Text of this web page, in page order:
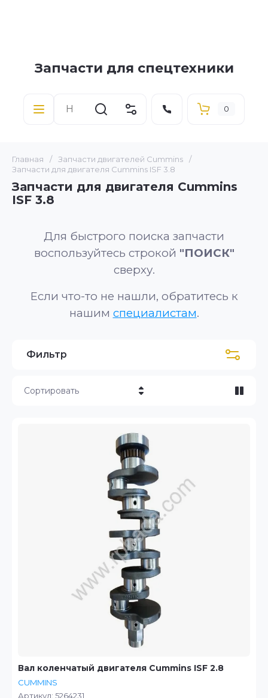
Запчасти для спецтехники
0
Главная / Запчасти двигателей Cummins
/
Запчасти для двигателя Cummins ISF 3.8
Запчасти для двигателя Cummins
ISF 3.8
Для быстрого поиска запчасти
воспользуйтесь строкой "ПОИСК"
сверху.
Если что-то не нашли, обратитесь к
нашим специалистам.
Фильтр
Сортировать
Цена - возрастание
Название - А-Я
Вал коленчатый двигателя Cummins ISF 2.8
CUMMINS
Артикул: 5264231